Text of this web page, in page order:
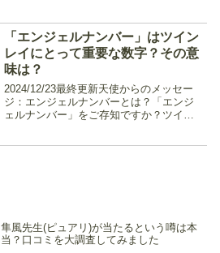
る・知識を集めるのが好き・人情に厚
い・物事は深く広く・感...
「エンジェルナンバー」はツイン
レイにとって重要な数字？その意
味は？
2024/12/23最終更新天使からのメッセー
ジ：エンジェルナンバーとは？「エンジ
ェルナンバー」をご存知ですか？ツイン
隼風先生(ピュアリ)が当たるという噂は本
当？口コミを大調査してみました